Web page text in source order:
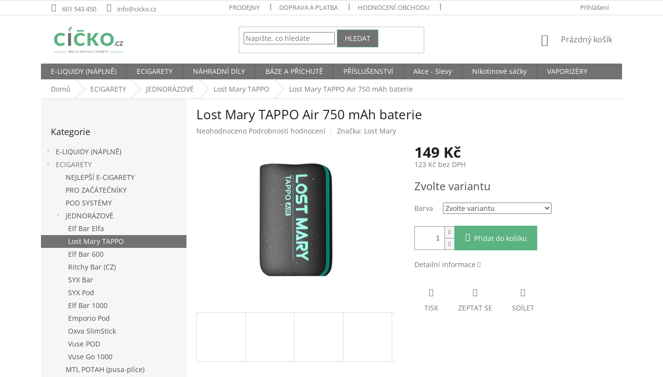
na
601 543 450 info@cicko.cz PRODEJNY DOPRAVA A PLATBA HODNOCENÍ OBCHODU Přihlášení
HLEDAT
NÁKUPNÍ
Prázdný košík
E-LIQUIDY (NÁPLNĚ) ECIGARETY NÁHRADNÍ DÍLY BÁZE A PŘÍCHUTĚ PŘÍSLUŠENSTVÍ Akce - Slevy Nikotinové sáčky
VAPORIZÉRY
Domů
ECIGARETY JEDNORÁZOVÉ Lost Mary TAPPO Lost Mary TAPPO Air 750 mAh baterie
e
l
kategorie
Kategorie
E-LIQUIDY (NÁPLNĚ)
ECIGARETY
NEJLEPŠÍ E-CIGARETY
PRO ZAČÁTEČNÍKY
POD SYSTÉMY
JEDNORÁZOVÉ
Elf Bar Elfa
Lost Mary TAPPO
Elf Bar 600
Ritchy Bar (CZ)
SYX Bar
SYX Pod
Elf Bar 1000
Emporio Pod
Oxva SlimStick
Vuse POD
Vuse Go 1000
MTL POTAH (pusa-plíce)
Lost Mary TAPPO Air 750 mAh baterie
Průměrné
Neohodnoceno Podrobnosti hodnocení Značka: Lost Mary
149 Kč
123 Kč bez DPH
cena:
Zvolte variantu
Barva
Přidat do košíku
Detailní informace
TISK ZEPTAT SE SDÍLET